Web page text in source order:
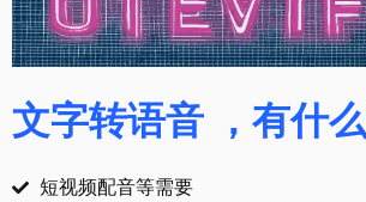
文字转语音 ，有什
短视频配音等需要